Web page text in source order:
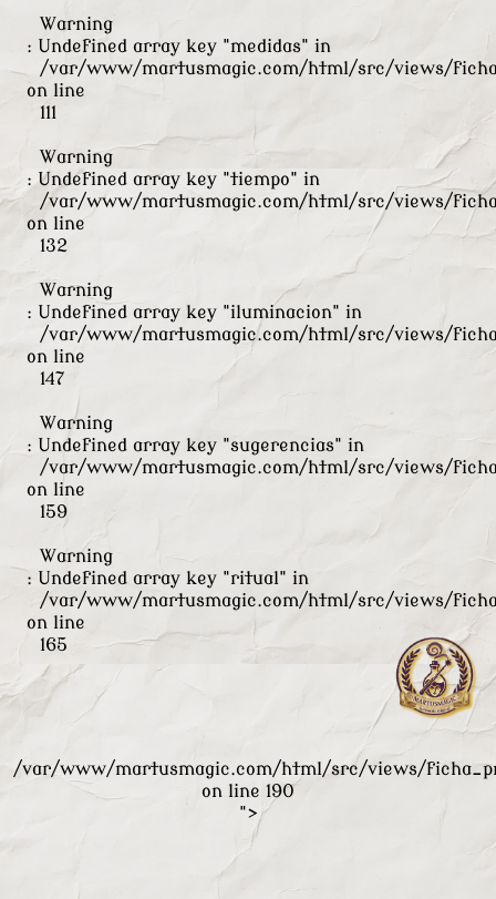
Warning
: Undefined array key "medidas" in
/var/www/martusmagic.com/html/src/views/
on line
111
Warning
: Undefined array key "tiempo" in
/var/www/martusmagic.com/html/src/views/
on line
132
Warning
: Undefined array key "iluminacion" in
/var/www/martusmagic.com/html/src/views/
on line
147
Warning
: Undefined array key "sugerencias" in
/var/www/martusmagic.com/html/src/views/
on line
159
Warning
: Undefined array key "ritual" in
/var/www/martusmagic.com/html/src/views/
on line
165
/var/www/martusmagic.com/html/src/views/
on line 190
">